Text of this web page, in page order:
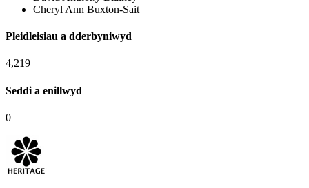
Cheryl Ann Buxton-Sait
Pleidleisiau a dderbyniwyd
4,219
Seddi a enillwyd
0